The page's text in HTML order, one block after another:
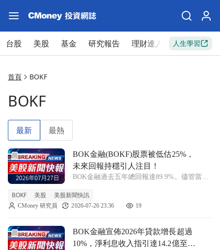
台股 美股 基金 研究報告 理財達人 新手入門
人生學習
首頁 BOKF
BOKF
最新 最熱
前往BOK金融(BOKF)股票被低估25%，未來回報持穩引人注
BOK金融(BOKF)股票被低估25%，
未來回報持穩引人注目！
BOK金融過去五年總回報達89.9%。儘管當前
表現持謹慎態度。 BOKF +0.75% BOK金融的
股價在過去五年中上漲了89.9%，吸引了長期
BOKF 美股 美股新聞快訊
CMoney 研究員 2026-07-26 23:36 19
前往BOK金融宣佈2026年貸款增長超過10%，淨利息收入指
BOK金融宣佈2026年貸款增長超過
10%，淨利息收入指引達14.2億至